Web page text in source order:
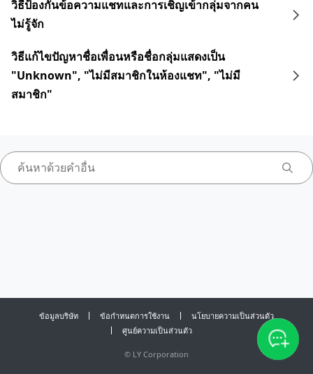
วิธีป้องกันข้อความแชทและการเชิญเข้ากลุ่มจากคน
ไม่รู้จัก
วิธีแก้ไขปัญหาชื่อเพื่อนหรือชื่อกลุ่มแสดงเป็น
"Unknown", "ไม่มีสมาชิกในห้องแชท", "ไม่มี
สมาชิก"
ข้อมูลบริษัท ข้อกำหนดการใช้งาน
นโยบายความเป็นส่วนตัว
ศูนย์ความเป็นส่วนตัว
© LY Corporation